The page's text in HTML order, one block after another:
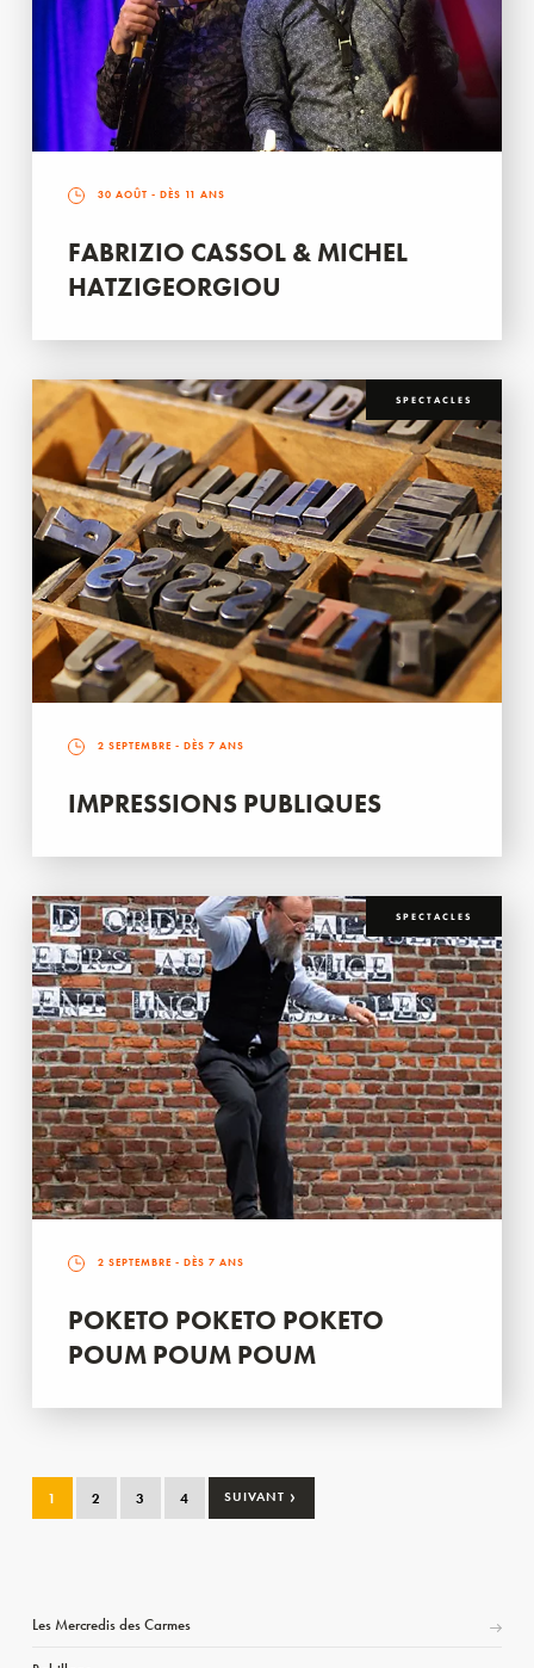
30 AOÛT - DÈS 11 ANS
FABRIZIO CASSOL & MICHEL
HATZIGEORGIOU
SPECTACLES
2 SEPTEMBRE - DÈS 7 ANS
IMPRESSIONS PUBLIQUES
SPECTACLES
2 SEPTEMBRE - DÈS 7 ANS
POKETO POKETO POKETO
POUM POUM POUM
1 2 3 4 SUIVANT ›
Les Mercredis des Carmes